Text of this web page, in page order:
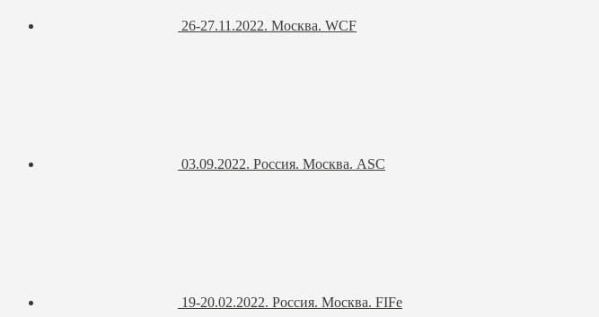
26-27.11.2022. Москва. WCF
03.09.2022. Россия. Москва. ASC
19-20.02.2022. Россия. Москва. FIFe